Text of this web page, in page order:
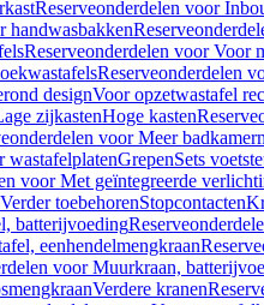
Reserveonderdelen voor
handwasbakken
Reserveonderdelen voor Voor
Reserveonderdelen
designVoor opzetwastafel
zijkastenHoge kasten
voor Meer
wastafelplatenGrepenSets
voor Met geïntegreerde
Verder toebehorenStopcontacten
batterijvoeding
eenhendelmengkraan
voor Muurkraan,
Verdere kranen